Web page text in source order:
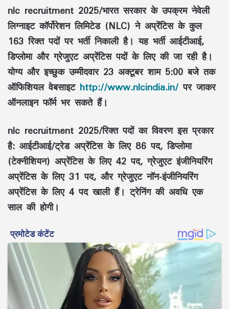
nlc recruitment 2025/भारत सरकार के उपक्रम नेवेली
लिग्नाइट कॉर्पोरेशन लिमिटेड (NLC) ने अप्रेंटिस के कुल
163 रिक्त पदों पर भर्ती निकाली है। यह भर्ती आईटीआई,
डिप्लोमा और ग्रेजुएट अप्रेंटिस पदों के लिए की जा रही है।
योग्य और इच्छुक उम्मीदवार 23 अक्टूबर शाम 5:00 बजे तक
ऑफिशियल वेबसाइट http://www.nlcindia.in/पर जाकर
ऑनलाइन फॉर्म भर सकते हैं।
nlc recruitment 2025/रिक्त पदों का विवरण इस प्रकार
है: आईटीआई/ट्रेड अप्रेंटिस के लिए 86 पद, डिप्लोमा
(टेक्नीशियन) अप्रेंटिस के लिए 42 पद, ग्रेजुएट इंजीनियरिंग
अप्रेंटिस के लिए 31 पद, और ग्रेजुएट नॉन-इंजीनियरिंग
अप्रेंटिस के लिए 4 पद खाली हैं। ट्रेनिंग की अवधि एक
साल की होगी।